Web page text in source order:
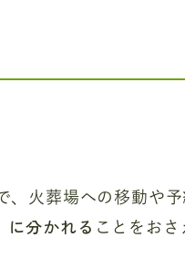
、火葬場への移動や
に分かれる ことをおさ